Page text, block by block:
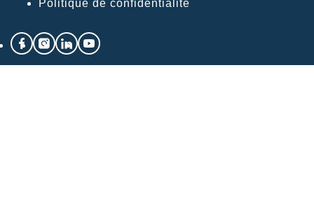
Politique de confidentialité